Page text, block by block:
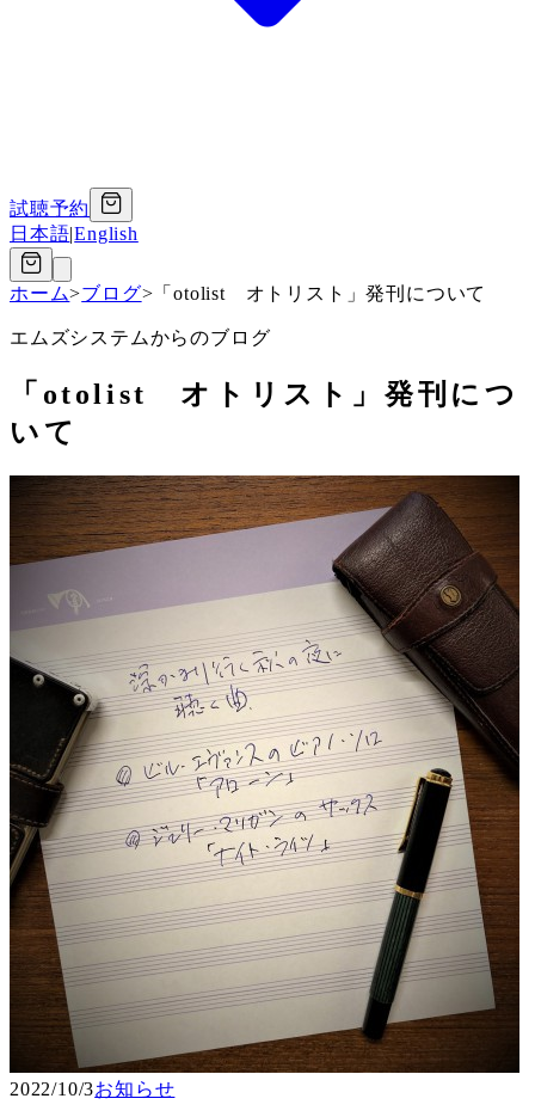
試聴予約
日本語|English
ホーム>ブログ> 「otolist オトリスト」発刊について
エムズシステムからのブログ
「otolist オトリスト」発刊につ
いて
2022/10/3お知らせ